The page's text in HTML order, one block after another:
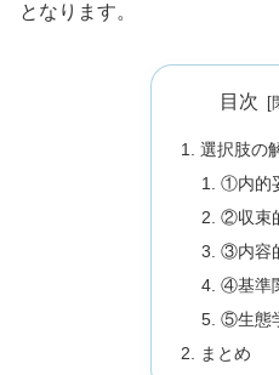
となります。
目次
選択肢の
①内的
②収束
③内容
④基準
⑤生態
まとめ